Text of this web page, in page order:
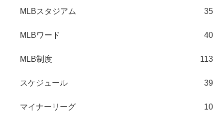
MLBスタジアム 35
MLBワード 40
MLB制度 113
スケジュール 39
マイナーリーグ 10